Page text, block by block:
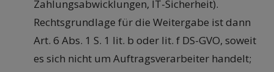
Zahlungsabwicklungen, IT-Sicherheit).
Rechtsgrundlage für die Weitergabe ist dann
Art. 6 Abs. 1 S. 1 lit. b oder lit. f DS-GVO, soweit
es sich nicht um Auftragsverarbeiter handelt;